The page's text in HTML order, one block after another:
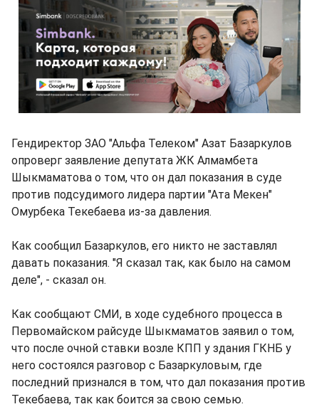
Гендиректор ЗАО "Альфа Телеком" Азат Базаркулов
опроверг заявление депутата ЖК Алмамбета
Шыкмаматова о том, что он дал показания в суде
против подсудимого лидера партии "Ата Мекен"
Омурбека Текебаева из-за давления.
Как сообщил Базаркулов, его никто не заставлял
давать показания. "Я сказал так, как было на самом
деле", - сказал он.
Как сообщают СМИ, в ходе судебного процесса в
Первомайском райсуде Шыкмаматов заявил о том,
что после очной ставки возле КПП у здания ГКНБ у
него состоялся разговор с Базаркуловым, где
последний признался в том, что дал показания против
Текебаева, так как боится за свою семью.